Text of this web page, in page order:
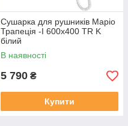
Сушарка для рушників Маріо
Трапеція -I 600х400 TR K
білий
В наявності
5 790 ₴
Купити